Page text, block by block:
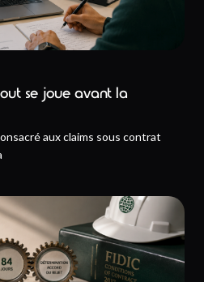
se joue avant la
aux claims sous contrat